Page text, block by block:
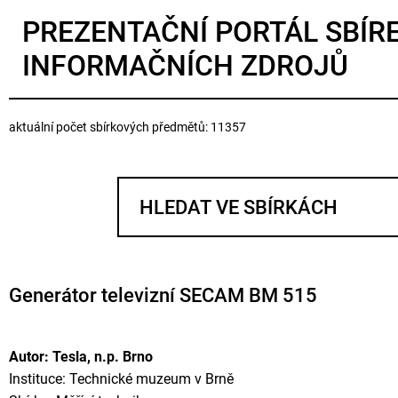
PREZENTAČNÍ PORTÁL
INFORMAČNÍCH ZDROJŮ
aktuální počet sbírkových předmětů: 11357
Generátor televizní SECAM BM 515
Autor: Tesla, n.p. Brno
Instituce: Technické muzeum v Brně